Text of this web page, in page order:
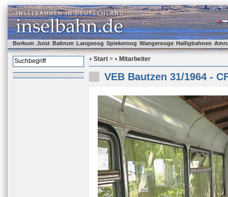
Borkum Juist Baltrum Langeoog Spiekeroog Wangerooge Halligbahnen
Start > Mitarbeiter
VEB Bautzen 31/1964 -